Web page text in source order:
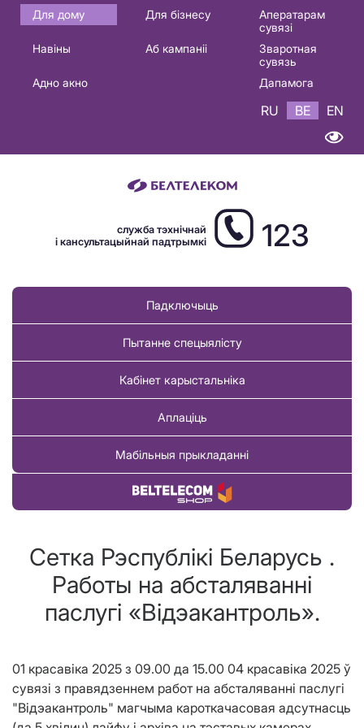
Основная
навигация
Для дому Для бізнесу
Аператарам
сувязі
Навіны
Аб кампаніі
Зваротная
сувязь
Адно акно
Дапамога
RU BE EN
служба тэхнічнай
і кансультацыйнай падтрымкі
123
Падключыць
Пытанне спецыялісту
Кабінет карыстальніка
Аплаціць
Мабільныя прыкладанні
Купіць тавар
Сетка Рэспублiкi Беларусь .
Работы на абсталяваннi
паслугi «Вiдэакантроль».
01 красавiка 2025 з 09.00 да 15.00 04 красавiка 2025 ў
сувязі з правядзеннем работ на абсталяванні паслугі
"Відэакантроль" магчыма кароткачасовая адсутнасць